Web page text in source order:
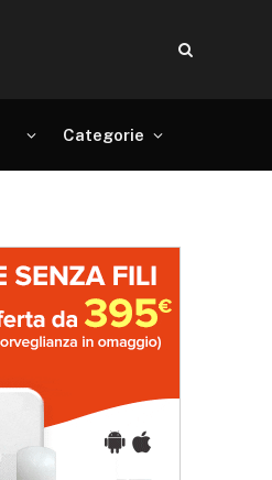
Categorie